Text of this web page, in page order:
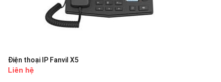
Điện thoại IP Fanvil X5
Liên hệ